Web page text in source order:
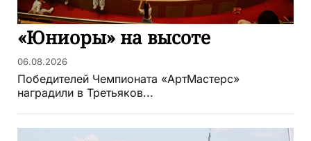
«Юниоры» на высоте
06.08.2026
Победителей Чемпионата «АртМастерс»
наградили в Третьяков...